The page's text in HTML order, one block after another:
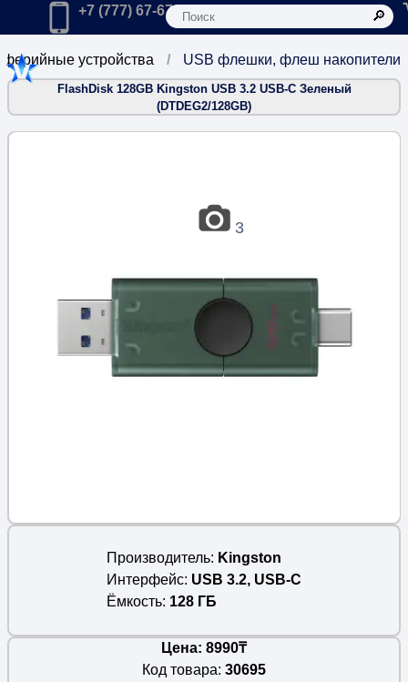
Главная
Позвонить в компанию по телефону:
+7 (777) 67-67-666
USB флешки, флеш накопители
устройства
FlashDisk 128GB Kingston USB 3.2 USB-C Зеленый
(DTDEG2/128GB)
Производитель
Kingston
Интерфейс USB 3.2, USB-C
Ёмкость 128 ГБ
Цена: 8990₸
Код товара: 30695